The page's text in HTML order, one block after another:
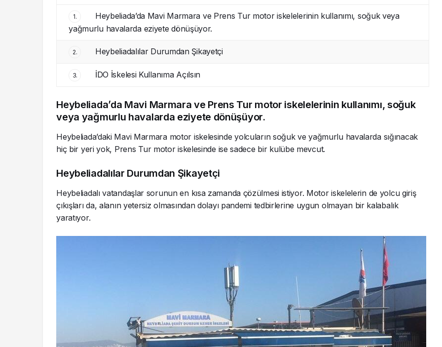
1.
Heybeliada’da Mavi Marmara ve Prens Tur motor iskelelerinin kullanımı, soğuk veya
yağmurlu havalarda eziyete dönüşüyor.
2. Heybeliadalılar Durumdan Şikayetçi
3. İDO İskelesi Kullanıma Açılsın
Heybeliada’da Mavi Marmara ve Prens Tur motor iskelelerinin kullanımı, soğuk
veya yağmurlu havalarda eziyete dönüşüyor.
Heybeliada’daki Mavi Marmara motor iskelesinde yolcuların soğuk ve yağmurlu havalarda sığınacak
hiç bir yeri yok, Prens Tur motor iskelesinde ise sadece bir kulübe mevcut.
Heybeliadalılar Durumdan Şikayetçi
Heybeliadalı vatandaşlar sorunun en kısa zamanda çözülmesi istiyor. Motor iskelelerin de yolcu giriş
çıkışları da, alanın yetersiz olmasından dolayı pandemi tedbirlerine uygun olmayan bir kalabalık
yaratıyor.